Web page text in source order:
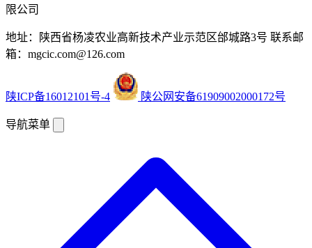
限公司
地址：陕西省杨凌农业高新技术产业示范区邰城路3号 联系邮
箱：mgcic.com@126.com
陕ICP备16012101号-4 陕公网安备61909002000172号
导航菜单